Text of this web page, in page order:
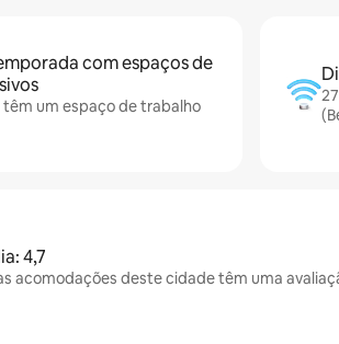
com espaços de
um espaço de trabalho
4,7
acomodações deste cidade têm uma